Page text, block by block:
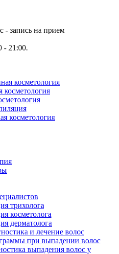
- 21:00.
косметология
косметология
косметология
трихолога
косметолога
дерматолога
и лечение волос
при выпадении волос
выпадения волос у